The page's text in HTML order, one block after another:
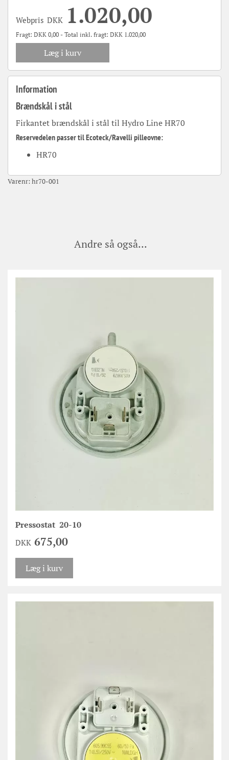
Webpris DKK 1.020,00
Fragt: DKK 0,00 - Total inkl. fragt: DKK 1.020,00
Læg i kurv
Information
Brændskål i stål
Firkantet brændskål i stål til Hydro Line HR70
Reservedelen passer til Ecoteck/Ravelli pilleovne:
HR70
Varenr:hr70-001
Andre så også...
Pressostat 20-10
DKK 675,00
Læg i kurv